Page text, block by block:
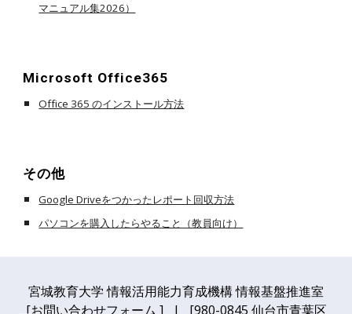
マニュアル集2026）
Microsoft Office365
Office 365 のインストール方法
その他
Google Driveをつかったレポート回収方法
パソコンを購入したらやること（教員向け）
宮城教育大学 情報活用能力育成機構 情報基盤推進室
[お問い合わせフォーム ] | [980-0845 仙台市青葉区